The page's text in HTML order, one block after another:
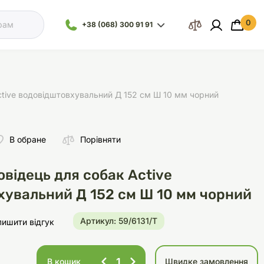
Іграшки
Засоби для догляду
Наповнювачі
Здоров'я
Посуд
Посуд
Аксесуари для кліток
Все для морської
Стерилізатори
Обладнання
+38 (068) 300 91 91
Відділ
+38 (068) 479
28 76
0
водовідштовхувальний Д 152 см Ш 10 мм чорний
В обране Порівняти
для собак Active
Д 152 см Ш 10 мм чорний
відгук Артикул: 59/6131/Т
В кошик Швидке замовлення